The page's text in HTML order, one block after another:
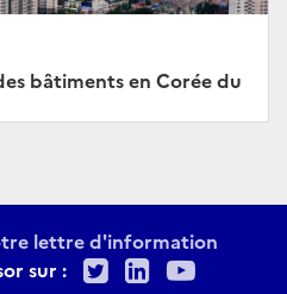
bâtiments en Corée du
lettre d'information
sur :
TwitterLinkedIn